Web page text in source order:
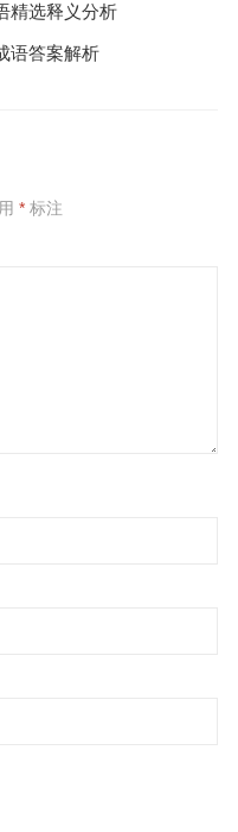
精选释义分析
语答案解析
*标注